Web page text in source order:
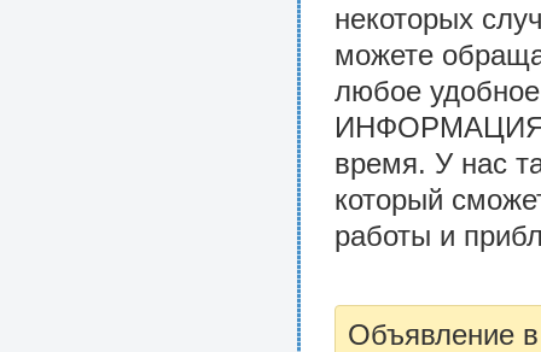
некоторых
можете
любое
ИНФОРМАЦИЯ
время. У нас
который
работы и
Объявление